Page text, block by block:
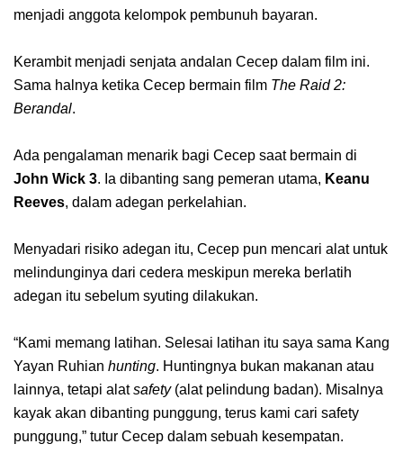
menjadi anggota kelompok pembunuh bayaran.
Kerambit menjadi senjata andalan Cecep dalam film ini.
Sama halnya ketika Cecep bermain film The Raid 2:
Berandal.
Ada pengalaman menarik bagi Cecep saat bermain di
John Wick 3. Ia dibanting sang pemeran utama, Keanu
Reeves, dalam adegan perkelahian.
Menyadari risiko adegan itu, Cecep pun mencari alat untuk
melindunginya dari cedera meskipun mereka berlatih
adegan itu sebelum syuting dilakukan.
“Kami memang latihan. Selesai latihan itu saya sama Kang
Yayan Ruhian hunting. Huntingnya bukan makanan atau
lainnya, tetapi alatsafety(alat pelindung badan). Misalnya
kayak akan dibanting punggung, terus kami cari safety
punggung,” tutur Cecep dalam sebuah kesempatan.